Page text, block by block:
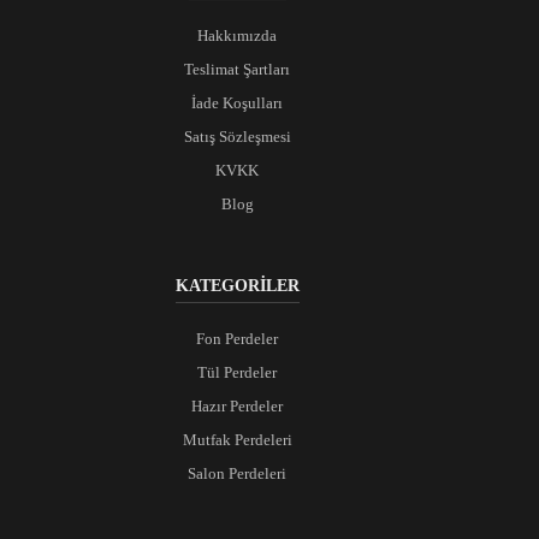
Hakkımızda
Teslimat Şartları
İade Koşulları
Satış Sözleşmesi
KVKK
Blog
KATEGORİLER
Fon Perdeler
Tül Perdeler
Hazır Perdeler
Mutfak Perdeleri
Salon Perdeleri